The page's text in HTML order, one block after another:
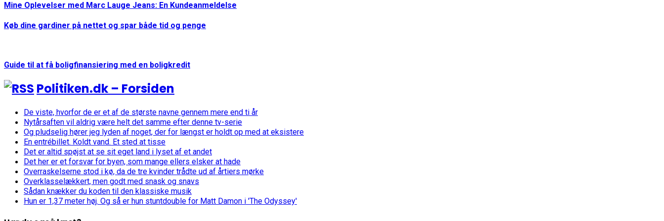
Mine Oplevelser med Marc Lauge Jeans: En Kundeanmeldelse
Køb dine gardiner på nettet og spar både tid og penge
Guide til at få boligfinansiering med en boligkredit
Politiken.dk – Forsiden
De viste, hvorfor de er et af de største navne gennem mere end ti år
Nytårsaften vil aldrig være helt det samme efter denne tv-serie
Og pludselig hører jeg lyden af noget, der for længst er holdt op med at eksistere
En entrébillet. Koldt vand. Et sted at tisse
Det er altid spøjst at se sit eget land i lyset af et andet
Det her er et forsvar for byen, som mange ellers elsker at hade
Overraskelserne stod i kø, da de tre kvinder trådte ud af årtiers mørke
Overklasselækkert, men godt med snask og snavs
Sådan knækker du koden til den klassiske musik
Hun er 1,37 meter høj. Og så er hun stuntdouble for Matt Damon i 'The Odyssey'